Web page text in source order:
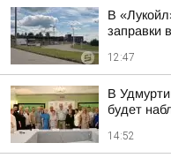
В
заправки
12:47
В
будет
14:52